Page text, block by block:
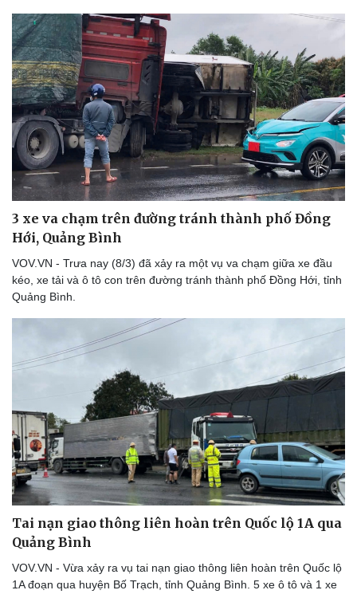
Thể thao
Bóng đá
Lịch thi đấu bóng đá
Thế giới thể thao
Ô tô
Xe máy
3 xe va chạm trên đường tránh thành phố Đồng
Hới, Quảng Bình
VOV.VN - Trưa nay (8/3) đã xảy ra một vụ va chạm giữa xe đầu
kéo, xe tải và ô tô con trên đường tránh thành phố Đồng Hới, tỉnh
Quảng Bình.
Tai nạn giao thông liên hoàn trên Quốc lộ 1A qua
Quảng Bình
VOV.VN - Vừa xảy ra vụ tai nạn giao thông liên hoàn trên Quốc lộ
1A đoạn qua huyện Bố Trạch, tỉnh Quảng Bình. 5 xe ô tô và 1 xe